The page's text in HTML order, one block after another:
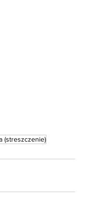
(streszczenie)